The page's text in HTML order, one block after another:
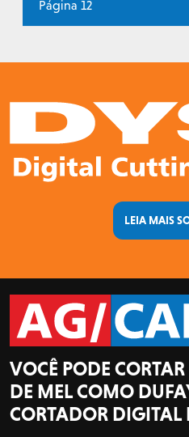
Página 12
LEIA MAIS
VOCÊ PODE
DE MEL COMO
CORTADOR DIGITAL